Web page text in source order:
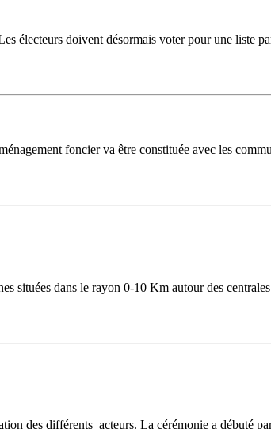
électeurs doivent désormais voter pour une liste
foncier va être constituée avec les
situées dans le rayon 0-10 Km autour des
des différents acteurs. La cérémonie a débuté